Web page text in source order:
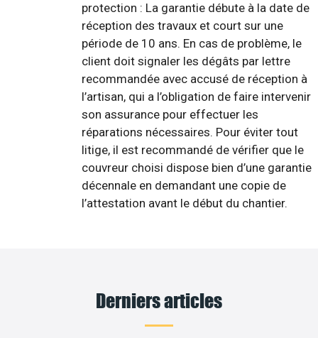
protection : La garantie débute à la date de
réception des travaux et court sur une
période de 10 ans. En cas de problème, le
client doit signaler les dégâts par lettre
recommandée avec accusé de réception à
l’artisan, qui a l’obligation de faire intervenir
son assurance pour effectuer les
réparations nécessaires. Pour éviter tout
litige, il est recommandé de vérifier que le
couvreur choisi dispose bien d’une garantie
décennale en demandant une copie de
l’attestation avant le début du chantier.
Derniers articles